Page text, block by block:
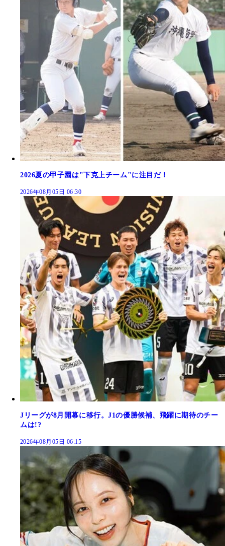
2026夏の甲子園は"下克上チーム"に注目だ！
2026年08月05日 06:30
Jリーグが8月開幕に移行。J1の優勝候補、飛躍に期待のチー
ムは!?
2026年08月05日 06:15